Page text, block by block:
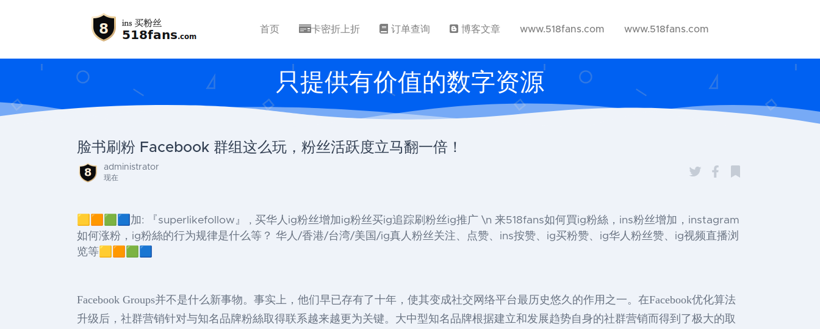
首页 卡密折上折 订单查询 博客文章 www.518fans.com www.518fans.com
只提供有价值的数字资源
脸书刷粉 Facebook 群组这么玩，粉丝活跃度立马翻一倍！
administrator
现在
🟨🟧🟩🟦加: 『superlikefollow』 , 买华人ig粉丝增加ig粉丝买ig追踪刷粉丝ig推广 \n 来518fans如何買ig粉絲，ins粉丝增加，instagram
如何涨粉，ig粉絲的行为规律是什么等？ 华人/香港/台湾/美国/ig真人粉丝关注、点赞、ins按赞、ig买粉赞、ig华人粉丝赞、ig视频直播浏
览等🟨🟧🟩🟦
Facebook Groups并不是什么新事物。事实上，他们早已存有了十年，使其变成社交网络平台最历史悠久的作用之一。在Facebook优化算法
升级后，社群营销针对与知名品牌粉絲取得联系越来越更为关键。大中型知名品牌根据建立和发展趋势自身的社群营销而得到了极大的取